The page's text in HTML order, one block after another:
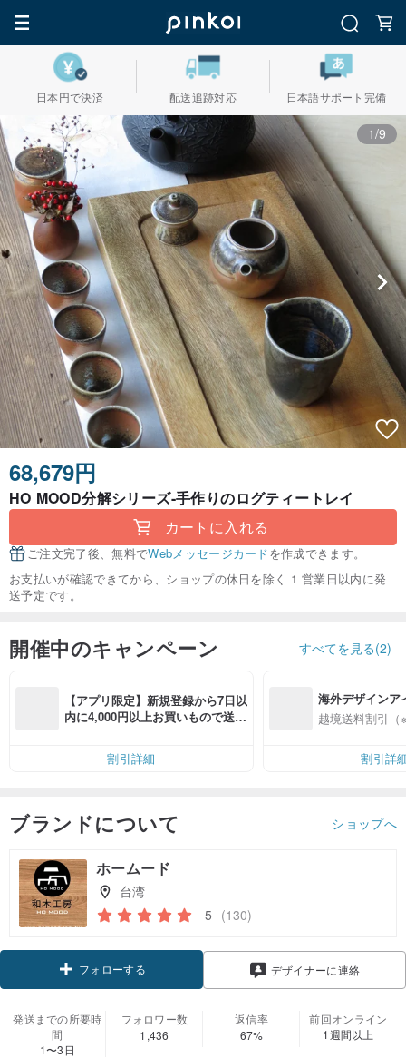
日本円で決済 配送追跡対応 日本語サポート完備
1/9
68,679円
HO MOOD分解シリーズ-手作りのログティートレイ
カートに入れる
ご注文完了後、無料でWebメッセージカードを作成できます。
お支払いが確認できてから、ショップの休日を除く 1 営業日以内に発
送予定です。
開催中のキャンペーン すべてを見る(2)
【アプリ限定】新規登録から7日以
内に4,000円以上お買いもので送料
割引詳細
海外デザインア
入
越境送料割引（
割引詳
ブランドについて ショップへ
ホームード
台湾
5 (130)
フォローする デザイナーに連絡
発送までの所要時
間
1〜3日
フォロワー数
1,436
返信率
67%
前回オンライン
1週間以上